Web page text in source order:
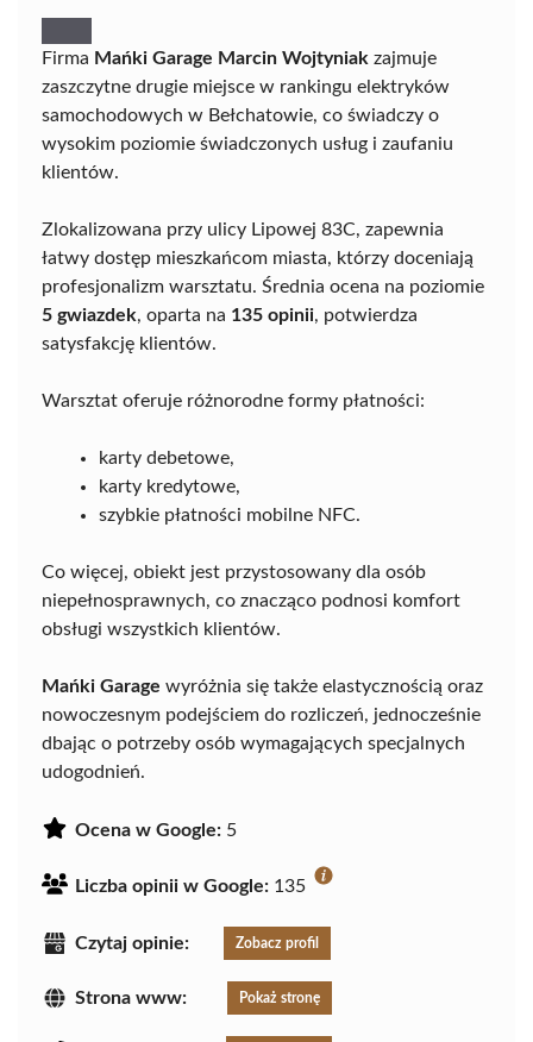
Firma Mańki Garage Marcin Wojtyniak zajmuje
zaszczytne drugie miejsce w rankingu elektryków
samochodowych w Bełchatowie, co świadczy o
wysokim poziomie świadczonych usług i zaufaniu
klientów.
Zlokalizowana przy ulicy Lipowej 83C, zapewnia
łatwy dostęp mieszkańcom miasta, którzy doceniają
profesjonalizm warsztatu. Średnia ocena na poziomie
5 gwiazdek, oparta na 135 opinii, potwierdza
satysfakcję klientów.
Warsztat oferuje różnorodne formy płatności:
karty debetowe,
karty kredytowe,
szybkie płatności mobilne NFC.
Co więcej, obiekt jest przystosowany dla osób
niepełnosprawnych, co znacząco podnosi komfort
obsługi wszystkich klientów.
Mańki Garage wyróżnia się także elastycznością oraz
nowoczesnym podejściem do rozliczeń, jednocześnie
dbając o potrzeby osób wymagających specjalnych
udogodnień.
Ocena w Google: 5
Liczba opinii w Google: 135
Czytaj opinie: Zobacz profil
Strona www: Pokaż stronę